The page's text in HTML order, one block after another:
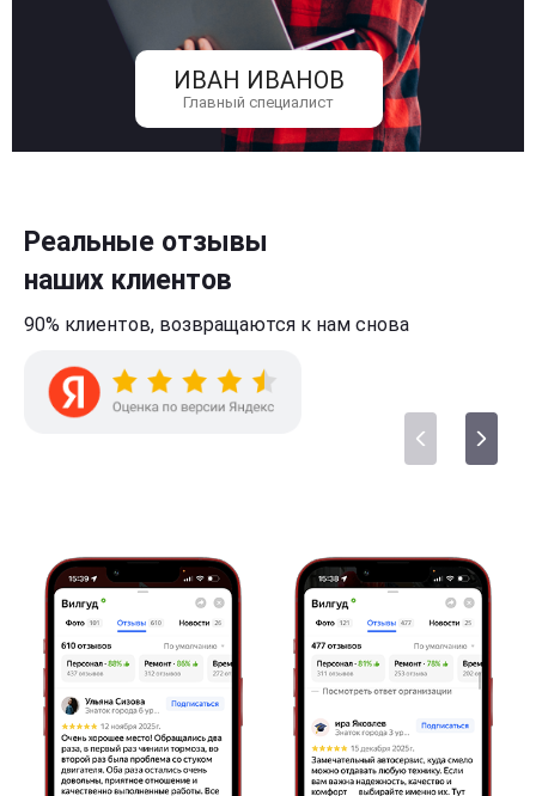
ИВАН ИВАНОВ
Главный специалист
Реальные отзывы
наших клиентов
90% клиентов, возвращаются к нам снова